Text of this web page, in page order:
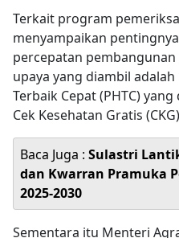
Terkait program
menyampaikan
percepatan
upaya yang diambil
Terbaik Cepat (PHTC)
Cek Kesehatan Gratis
Baca Juga : Sulastri
dan Kwarran Pramuka
2025-2030
Sementara itu Menteri